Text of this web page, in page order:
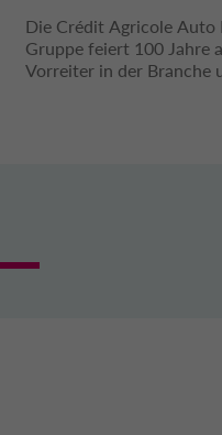
VORREITER IN
BRANCHE
Die Crédit Agricole Auto
Gruppe feiert 100 Jahre
Vorreiter in der Branche